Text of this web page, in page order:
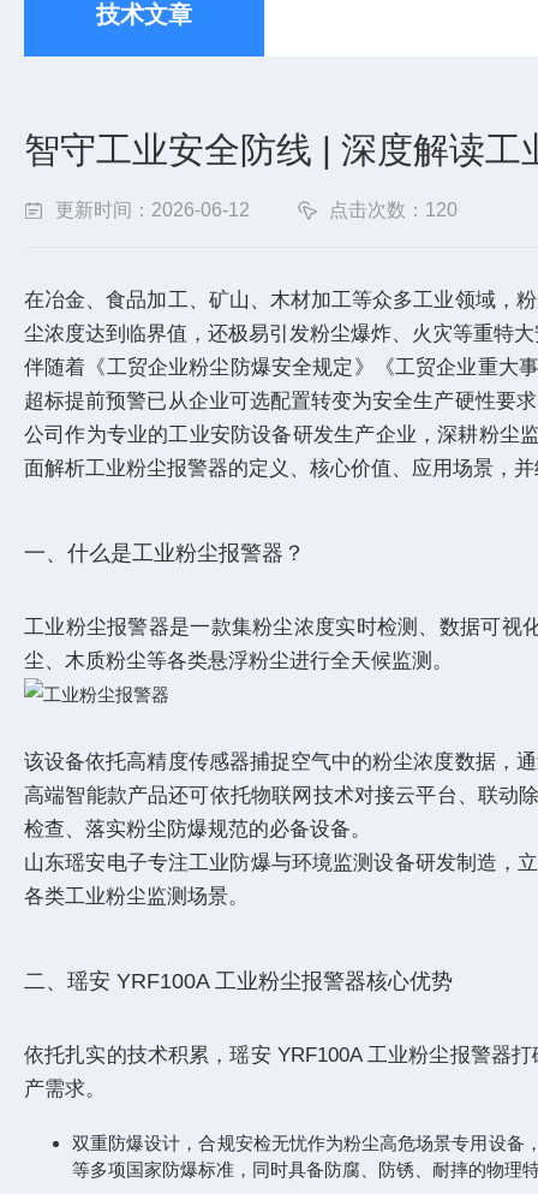
技术文章
智守工业安全防线 | 深度解读
更新时间：2026-06-12 点击次数：120
在冶金、食品加工、矿山、木材加工等众多工业领域，
尘浓度达到临界值，还极易引发粉尘爆炸、火灾等重特
伴随着《工贸企业粉尘防爆安全规定》《工贸企业重大
超标提前预警已从企业可选配置转变为安全生产硬性要
公司作为专业的工业安防设备研发生产企业，深耕粉尘
面解析工业粉尘报警器的定义、核心价值、应用场景，
一、什么是工业粉尘报警器？
工业粉尘报警器是一款集粉尘浓度实时检测、数据可视
尘、木质粉尘等各类悬浮粉尘进行全天候监测。
该设备依托高精度传感器捕捉空气中的粉尘浓度数据，
高端智能款产品还可依托物联网技术对接云平台、联
检查、落实粉尘防爆规范的必备设备。
山东瑶安电子专注工业防爆与环境监测设备研发制造，
各类工业粉尘监测场景。
二、瑶安 YRF100A 工业粉尘报警器核心优势
依托扎实的技术积累，瑶安 YRF100A 工业粉尘报警器
产需求。
双重防爆设计，合规安检无忧作为粉尘高危场景专用设备
等多项国家防爆标准，同时具备防腐、防锈、耐摔的物理